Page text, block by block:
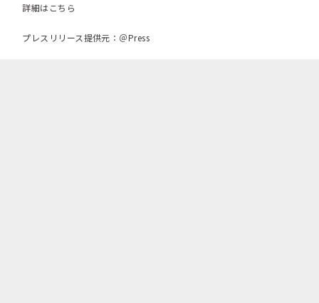
詳細はこちら
プレスリリース提供元：＠Press